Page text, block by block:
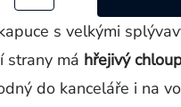
s velkými
strany má hřejivý
do kanceláře i na